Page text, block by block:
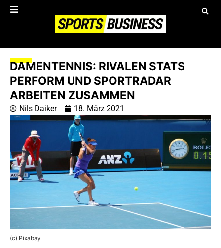
DAMENTENNIS: RIVALEN STATS
PERFORM UND SPORTRADAR
ARBEITEN ZUSAMMEN
Nils Daiker 18. März 2021
(c) Pixabay